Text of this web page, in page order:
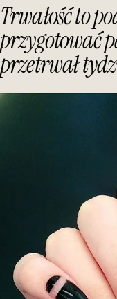
Trwałość to
przygotować
przetrwał